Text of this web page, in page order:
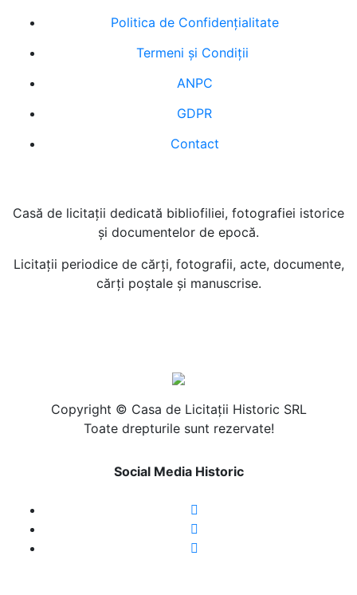
Politica de Confidenţialitate
Termeni şi Condiţii
ANPC
GDPR
Contact
Casă de licitaţii dedicată bibliofiliei, fotografiei istorice
şi documentelor de epocă.
Licitaţii periodice de cărţi, fotografii, acte, documente,
cărţi poştale şi manuscrise.
Copyright © Casa de Licitaţii Historic SRL
Toate drepturile sunt rezervate!
Social Media Historic